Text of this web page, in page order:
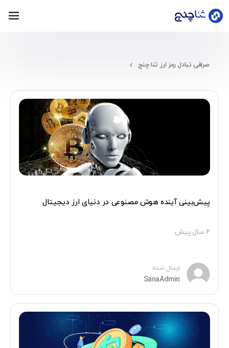
ورود
عضویت
لحظه‌ای
بلاگ
متداول
درباره
ما
صرافی تبادل رمز ارز ثنا چنج
پیش‌بینی آینده هوش مصنوعی در دنیای ارز دیجیتال
۲ سال پیش
ارسال شده
SanaAdmin